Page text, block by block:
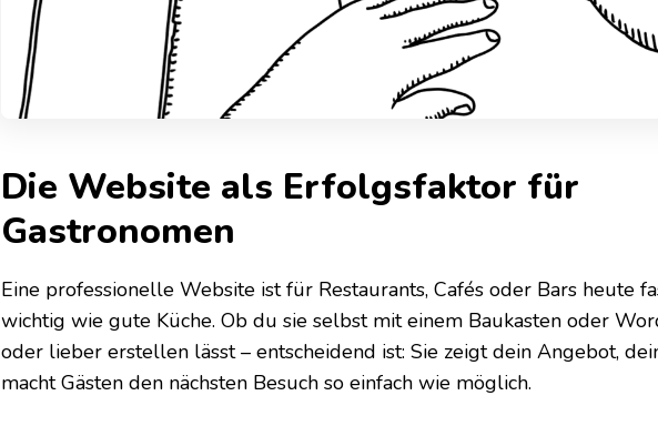
Die Website als Erfolgsfaktor für
Gastronomen
Eine professionelle Website ist für Restaurants, Cafés oder Bars heute
wichtig wie gute Küche. Ob du sie selbst mit einem Baukasten oder
oder lieber erstellen lässt – entscheidend ist: Sie zeigt dein Angebot,
macht Gästen den nächsten Besuch so einfach wie möglich.